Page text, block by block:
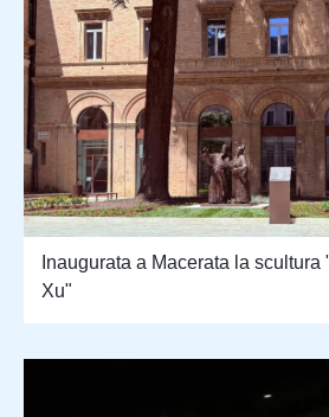
Inaugurata a Macerata la
Xu"